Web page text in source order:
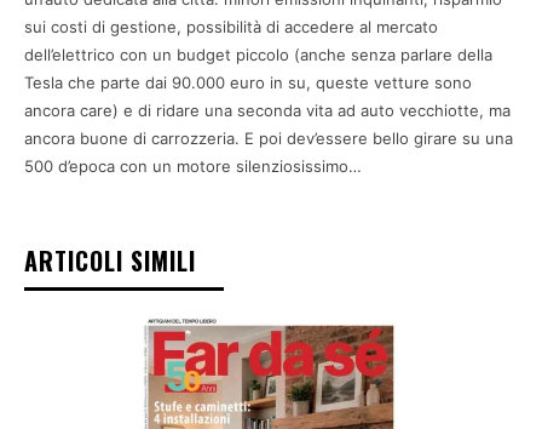
sui costi di gestione, possibilità di accedere al mercato
dell’elettrico con un budget piccolo (anche senza parlare della
Tesla che parte dai 90.000 euro in su, queste vetture sono
ancora care) e di ridare una seconda vita ad auto vecchiotte, ma
ancora buone di carrozzeria. E poi dev’essere bello girare su una
500 d’epoca con un motore silenziosissimo…
ARTICOLI SIMILI